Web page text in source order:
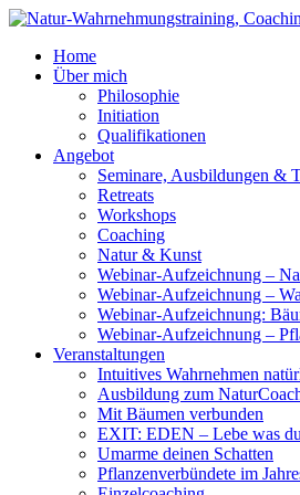
Home
Über mich
Philosophie
Initiation
Qualifikationen
Angebot
Seminare, Ausbildungen &
Retreats
Workshops
Coaching
Natur & Kunst
Webinar-Aufzeichnung –
Webinar-Aufzeichnung –
Webinar-Aufzeichnung:
Webinar-Aufzeichnung –
Veranstaltungen
Intuitives Wahrnehmen
Ausbildung zum
Mit Bäumen verbunden
EXIT: EDEN – Lebe was
Umarme deinen Schatten
Pflanzenverbündete im